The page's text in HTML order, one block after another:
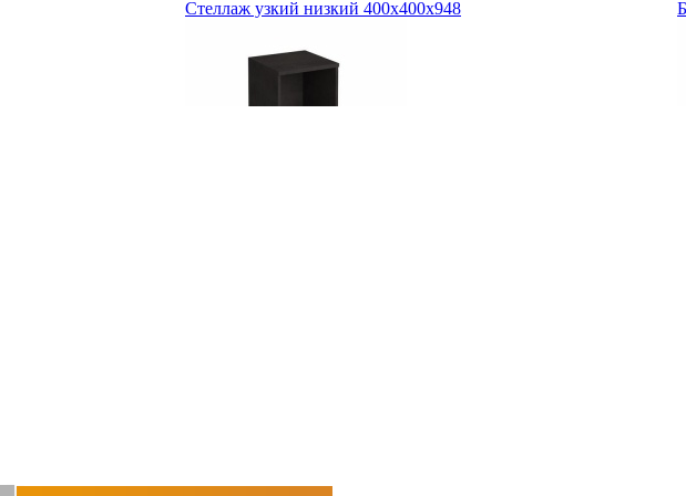
Стеллаж узкий низкий 400х400х948